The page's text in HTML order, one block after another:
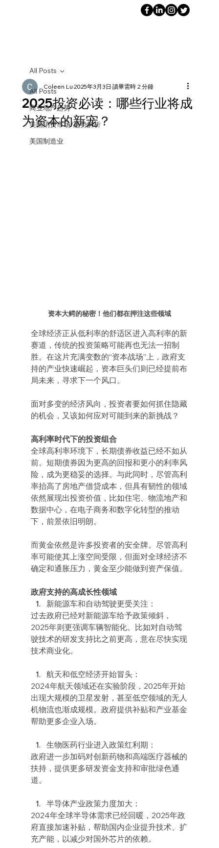
All Posts
商业地产趋势
美国消费市场/趋势解析
美国制造业
All Posts
2025投资必读：哪些行业将成
为资本的新宠？
Coleen Lu2025年3月3日 讀畢需時 2 分鐘
资本大鳄的秘密！他们都在押注这些领域
全球经济正从低利率的舒适区进入高利率的新
赛道，传统的投资策略可能再也无法一招制
胜。在这片充满变数的“资本战场”上，政府支
持的产业快速崛起，资本巨头们则已经提前布
局未来，寻求下一个风口。
面对多变的经济风向，投资者要如何抓住隐藏
的机会，又该如何应对可能到来的新挑战？
高利率时代下的投资组合
全球高利率环境下，长期债券收益已经不如从
前。短期债券因为更高的回报和更小的利率风
险，成为更稳妥的选择。与此同时，尽管高利
率抬高了房地产借贷成本，但具有韧性的领域
依然展现出投资价值，比如住宅、物流地产和
数据中心，在电子商务和数字化转型的推动
下，前景依旧明朗。
而黄金依然是许多投资者的安全牌。尽管高利
率可能使其上涨空间受限，但面对全球经济不
确定和通胀压力，黄金至少能做到资产保值。
政府支持的高成长性领域
新能源车和自动驾驶更受关注：
过去政府已经对新能源车给予政策倾斜，
2025年则更强调车辆智能化。比如对自动驾
驶技术的研发支持比之前更高，意在尽快实现
技术商业化。
航天和低空经济开始冒头：
2024年航天领域还在实验阶段，2025年开始
出现大规模的卫星发射，甚至低空领域的无人
机物流也渐成规模。政府提供补贴和产业基金
帮助更多企业入场。
生物医药行业进入政策红利期：
政府进一步加码对创新药物和高端医疗器械的
扶持，提供更多研发资金支持和审批绿色通
道。
半导体产业政策力度加大：
2024年全球半导体需求已经回暖，2025年政
府直接加速补贴，帮助国内企业提升技术、扩
充产能，以减少对国外芯片的依赖。